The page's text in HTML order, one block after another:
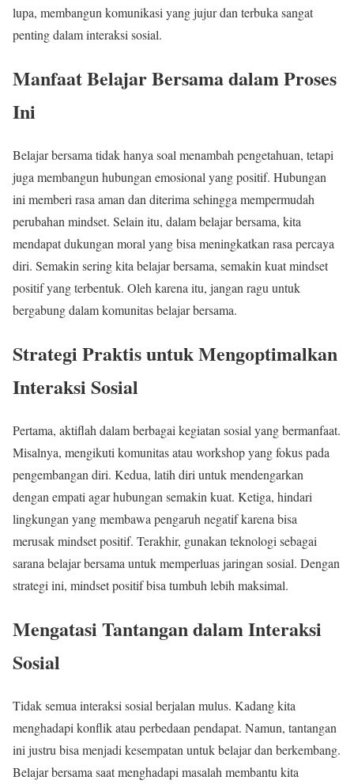
lupa, membangun komunikasi yang jujur dan terbuka sangat
penting dalam interaksi sosial.
Manfaat Belajar Bersama dalam Proses
Ini
Belajar bersama tidak hanya soal menambah pengetahuan, tetapi
juga membangun hubungan emosional yang positif. Hubungan
ini memberi rasa aman dan diterima sehingga mempermudah
perubahan mindset. Selain itu, dalam belajar bersama, kita
mendapat dukungan moral yang bisa meningkatkan rasa percaya
diri. Semakin sering kita belajar bersama, semakin kuat mindset
positif yang terbentuk. Oleh karena itu, jangan ragu untuk
bergabung dalam komunitas belajar bersama.
Strategi Praktis untuk Mengoptimalkan
Interaksi Sosial
Pertama, aktiflah dalam berbagai kegiatan sosial yang bermanfaat.
Misalnya, mengikuti komunitas atau workshop yang fokus pada
pengembangan diri. Kedua, latih diri untuk mendengarkan
dengan empati agar hubungan semakin kuat. Ketiga, hindari
lingkungan yang membawa pengaruh negatif karena bisa
merusak mindset positif. Terakhir, gunakan teknologi sebagai
sarana belajar bersama untuk memperluas jaringan sosial. Dengan
strategi ini, mindset positif bisa tumbuh lebih maksimal.
Mengatasi Tantangan dalam Interaksi
Sosial
Tidak semua interaksi sosial berjalan mulus. Kadang kita
menghadapi konflik atau perbedaan pendapat. Namun, tantangan
ini justru bisa menjadi kesempatan untuk belajar dan berkembang.
Belajar bersama saat menghadapi masalah membantu kita